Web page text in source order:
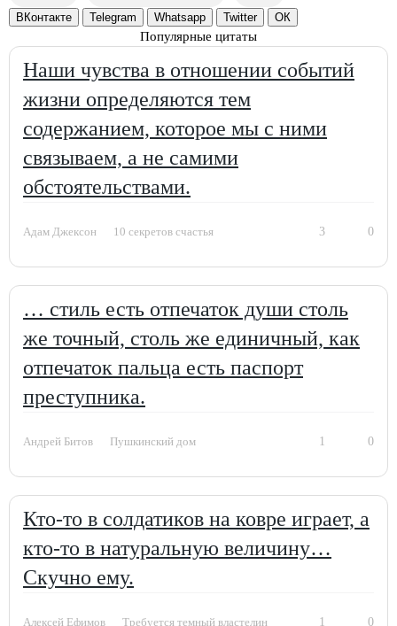
ВКонтакте
Telegram Whatsapp Twitter ОК
Популярные цитаты
Наши чувства в отношении событий
жизни определяются тем
содержанием, которое мы с ними
связываем, а не самими
обстоятельствами.
Адам Джексон 10 секретов счастья 3 0
… стиль есть отпечаток души столь
же точный, столь же единичный, как
отпечаток пальца есть паспорт
преступника.
Андрей Битов Пушкинский дом 1 0
Кто-то в солдатиков на ковре играет, а
кто-то в натуральную величину…
Скучно ему.
Алексей Ефимов Требуется темный властелин 1 0